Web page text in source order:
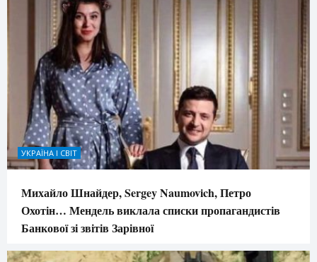
УКРАЇНА І СВІТ
Михайло Шнайдер, Sergey Naumovich, Петро
Охотін… Мендель виклала списки пропагандистів
Банкової зі звітів Зарівної